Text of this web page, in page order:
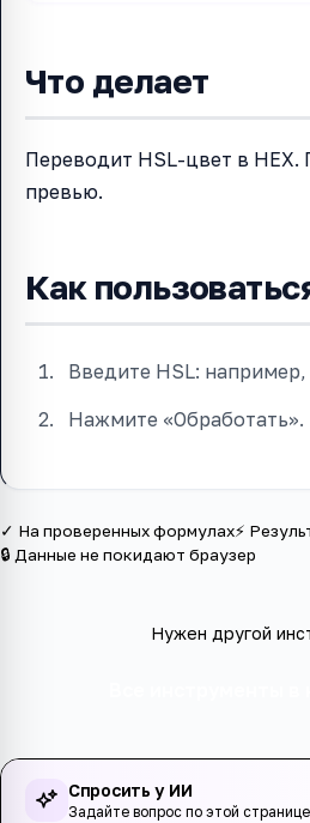
Что делает
Переводит HSL-цвет в
превью.
Как
Введите HSL: например,
Нажмите «Обработать».
✓ На проверенных формулах⚡
🔒 Данные не покидают браузер
Нужен другой
Спросить у ИИ
Задайте вопрос по этой странице